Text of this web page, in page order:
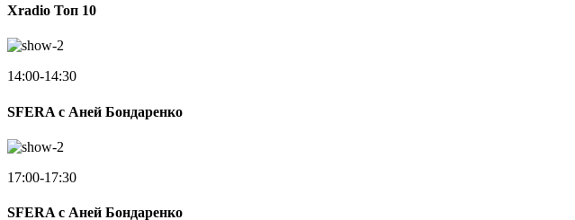
Xradio Топ 10
14:00-14:30
SFERA с Аней Бондаренко
17:00-17:30
SFERA с Аней Бондаренко